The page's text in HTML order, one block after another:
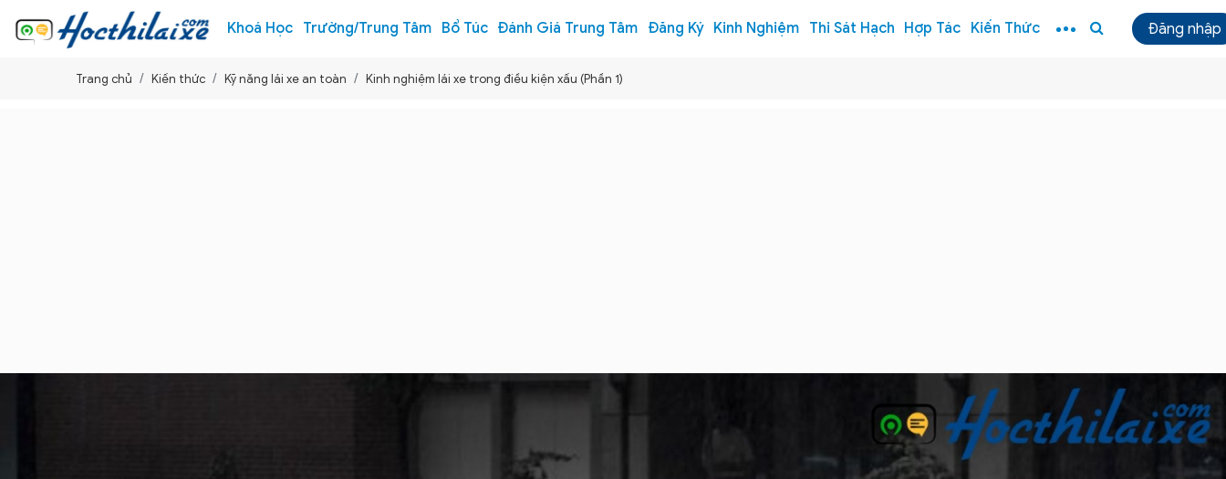
Khoá Học Trường/Trung Tâm Bổ Túc Đánh Giá Trung Tâm Đăng Ký Kinh Nghiệm Thi Sát Hạch Hợp Tác Kiến Thức Đăng nhập
Trang chủ Kiến thức Kỹ năng lái xe an toàn Kinh nghiệm lái xe trong điều kiện xấu (Phần 1)